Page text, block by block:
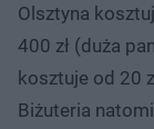
Olsztyna
400 zł (duża
kosztuje od 20
Biżuteria